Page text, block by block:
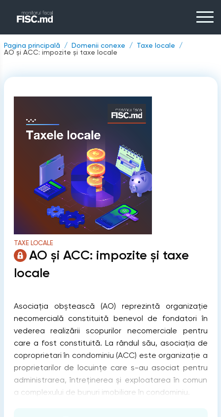
Pagina principală Domenii conexe
Taxe locale
AO și ACC: impozite și taxe locale
TAXE LOCALE
AO și ACC: impozite și taxe
locale
Asociaţia obştească (AO) reprezintă organizaţie
necomercială constituită benevol de fondatori în
vederea realizării scopurilor necomerciale pentru
care a fost constituită. La rândul său, asociația de
coproprietari în condominiu (ACC) este organizație a
proprietarilor de locuințe care s-au asociat pentru
administrarea, întreținerea și exploatarea în comun
a complexului de bunuri imobiliare în condominiu.